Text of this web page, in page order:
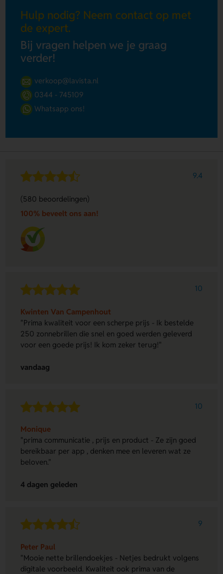
Hulp nodig? Neem contact op met
de expert.
Bij vragen helpen we je graag
verder!
verkoop@lavista.nl
0344 - 745109
Whatsapp ons!
9.4
(580 beoordelingen)
100% beveelt ons aan!
10
Kwinten Van Campenhout
"Prima kwaliteit voor een scherpe prijs - Ik bestelde
250 zonnebrillen die snel en goed werden geleverd
voor een goede prijs! Ik kom zeker terug!"
vandaag
10
Monique
"prima communicatie , prijs en product - Ze zijn goed
bereikbaar per app , denken mee en leveren wat ze
beloven."
4 dagen geleden
9
Peter Paul
"Mooie nette brillendoekjes - Netjes bedrukt volgens
digitale voorbeeld. Kwaliteit ook prima van de